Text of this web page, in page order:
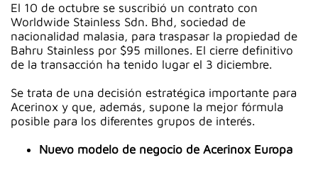
El 10 de octubre se suscribió un contrato con
Worldwide Stainless Sdn. Bhd, sociedad de
nacionalidad malasia, para traspasar la propiedad de
Bahru Stainless por $95 millones. El cierre definitivo
de la transacción ha tenido lugar el 3 diciembre.
Se trata de una decisión estratégica importante para
Acerinox y que, además, supone la mejor fórmula
posible para los diferentes grupos de interés.
Nuevo modelo de negocio de Acerinox Europa